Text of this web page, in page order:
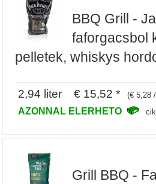
BBQ Grill -
faforgacsbol
pelletek, whiskys
2,94 liter € 15,52 * (€ 5,28
AZONNAL ELERHETO
Grill BBQ -